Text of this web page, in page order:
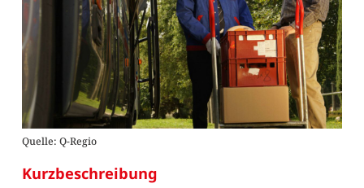
Quelle: Q-Regio
Kurzbeschreibung